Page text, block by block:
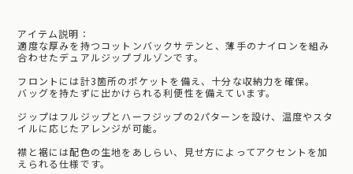
アイテム説明：
適度な厚みを持つコットンバックサテンと、薄手のナイロンを組み
合わせたデュアルジップブルゾンです。
フロントには計3箇所のポケットを備え、十分な収納力を確保。
バッグを持たずに出かけられる利便性を備えています。
ジップはフルジップとハーフジップの2パターンを設け、温度やスタ
イルに応じたアレンジが可能。
襟と裾には配色の生地をあしらい、見せ方によってアクセントを加
えられる仕様です。